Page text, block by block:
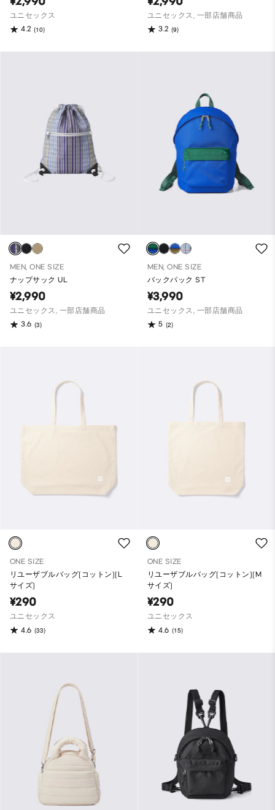
ユニセックス
4.2 (10)
ユニセックス, 一部店舗商品
3.2 (9)
MEN, ONE SIZE
ナップサック UL
¥2,990
ユニセックス, 一部店舗商品
3.6 (3)
MEN, ONE SIZE
バックパック ST
¥3,990
ユニセックス, 一部店舗商品
5 (2)
ONE SIZE
リユーザブルバッグ(コットン)(L
サイズ)
¥290
ユニセックス
4.6 (33)
ONE SIZE
リユーザブルバッグ(コットン)(M
サイズ)
¥290
ユニセックス
4.6 (15)